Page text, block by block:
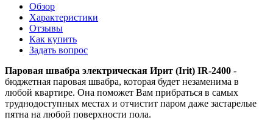
Обзор
Характеристики
Отзывы
Как купить
Задать вопрос
Паровая швабра электрическая Ирит (Irit) IR-2400 -
бюджетная паровая швабра, которая будет незаменима в
любой квартире. Она поможет Вам прибраться в самых
труднодоступных местах и отчистит паром даже застарелые
пятна на любой поверхности пола.